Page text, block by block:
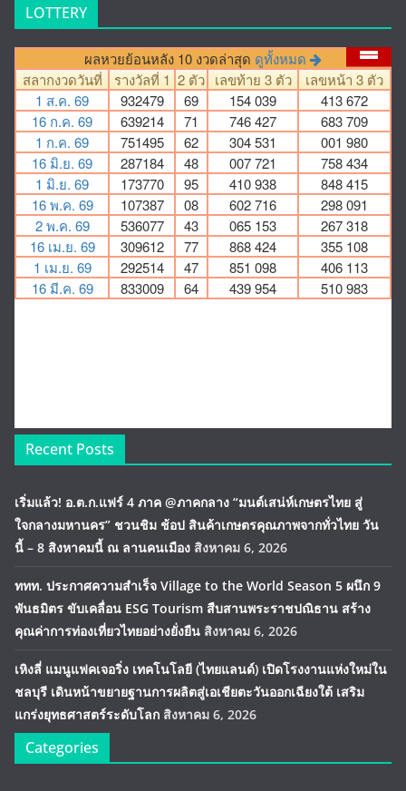
LOTTERY
Recent Posts
เริ่มแล้ว! อ.ต.ก.แฟร์ 4 ภาค @ภาคกลาง “มนต์เสน่ห์เกษตรไทย สู่
ใจกลางมหานคร” ชวนชิม ช้อป สินค้าเกษตรคุณภาพจากทั่วไทย วัน
นี้ – 8 สิงหาคมนี้ ณ ลานคนเมือง สิงหาคม 6, 2026
ททท. ประกาศความสำเร็จ Village to the World Season 5 ผนึก 9
พันธมิตร ขับเคลื่อน ESG Tourism สืบสานพระราชปณิธาน สร้าง
คุณค่าการท่องเที่ยวไทยอย่างยั่งยืน สิงหาคม 6, 2026
เหิงลี่ แมนูแฟคเจอริ่ง เทคโนโลยี (ไทยแลนด์) เปิดโรงงานแห่งใหม่ใน
ชลบุรี เดินหน้าขยายฐานการผลิตสู่เอเชียตะวันออกเฉียงใต้ เสริม
แกร่งยุทธศาสตร์ระดับโลก สิงหาคม 6, 2026
Categories